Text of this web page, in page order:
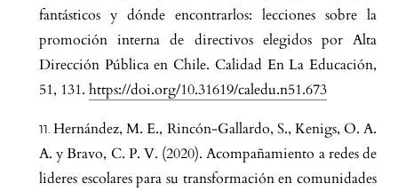
fantásticos y dónde encontrarlos: lecciones sobre la
promoción interna de directivos elegidos por Alta
Dirección Pública en Chile. Calidad En La Educación,
51, 131. https://doi.org/10.31619/caledu.n51.673
Hernández, M. E., Rincón-Gallardo, S., Kenigs, O. A.
A. y Bravo, C. P. V. (2020). Acompañamiento a redes de
lideres escolares para su transformación en comunidades